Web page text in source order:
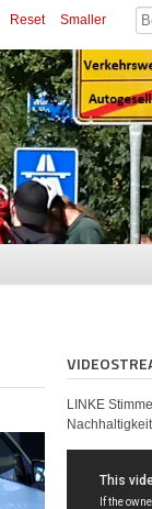
Reset Smaller
LINKE